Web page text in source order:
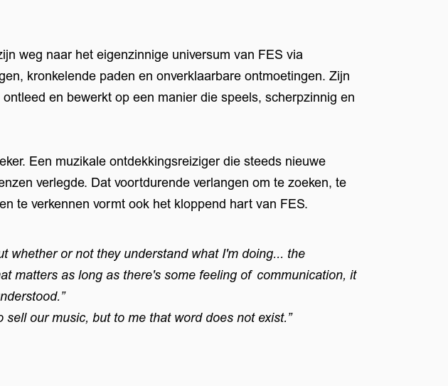
weg naar het eigenzinnige universum van FES via
kronkelende paden en onverklaarbare ontmoetingen. Zijn
en bewerkt op een manier die speels, scherpzinnig en
Een muzikale ontdekkingsreiziger die steeds nieuwe
verlegde. Dat voortdurende verlangen om te zoeken, te
te verkennen vormt ook het kloppend hart van FES.
whether or not they understand what I'm doing... the
matters as long as there's some feeling of communication, it
sell our music, but to me that word does not exist.”